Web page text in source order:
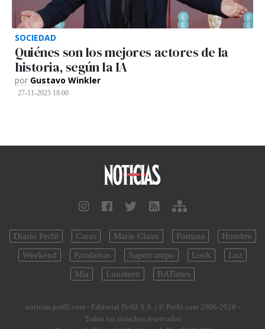
SOCIEDAD
Quiénes son los mejores actores de la
historia, según la IA
por Gustavo Winkler
27-11-2025 18:00
Diario Perfil Caras Marie Claire Fortuna
Hombre
Weekend
Parabrisas Supercampo Look
Luz
Mía
Lunateen BATimes
noticias.perfil.com - Editorial Perfil S.A. | © Perfil.com 2006-2026 -
Todos los derechos reservados